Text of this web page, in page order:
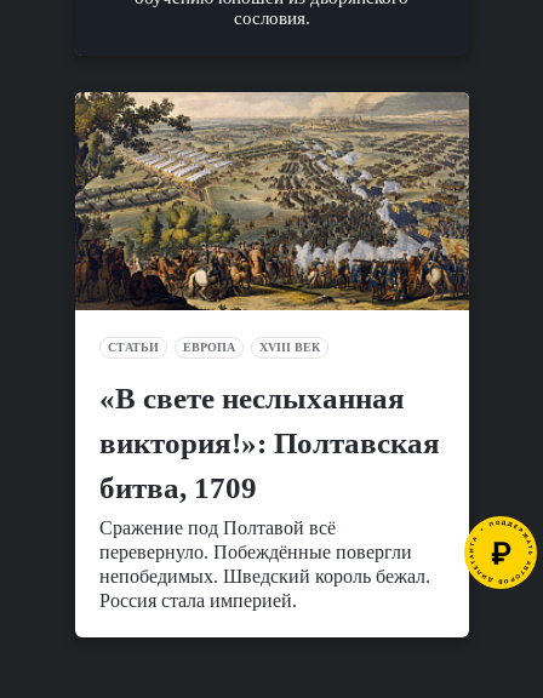
сословия.
СТАТЬИ ЕВРОПА XVIII ВЕК
«В свете неслыханная
виктория!»: Полтавская
битва, 1709
Сражение под Полтавой всё
перевернуло. Побеждённые повергли
непобедимых. Шведский король бежал.
Россия стала империей.